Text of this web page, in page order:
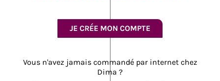
JE CRÉE MON COMPTE
Vous n'avez jamais commandé par internet chez
Dima ?